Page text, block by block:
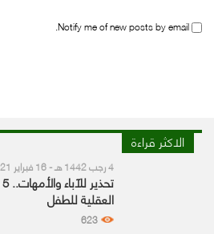
Notify me of new posts by email.
الاكثر قراءة
4 رجب 1442 هـ - 16 فبراير 2021 م
العقلية للطفل
623